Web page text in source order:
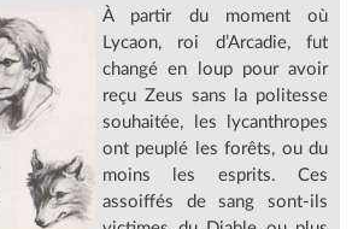
À partir du moment où
Lycaon, roi d’Arcadie, fut
changé en loup pour avoir
reçu Zeus sans la politesse
souhaitée, les lycanthropes
ont peuplé les forêts, ou du
moins les esprits. Ces
assoiffés de sang sont-ils